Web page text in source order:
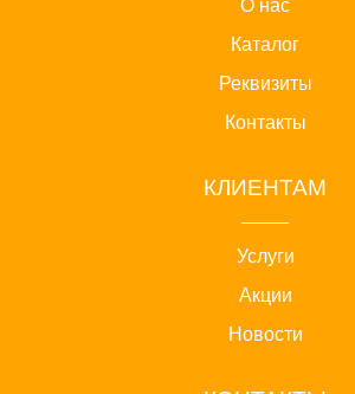
О нас
Каталог
Реквизиты
Контакты
КЛИЕНТАМ
Услуги
Акции
Новости